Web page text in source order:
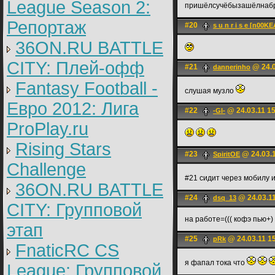
League Season 2:
Репортаж
36ON.RU BATTLE
CITY: Плей-офф
Fantasy Football -
Евро 2012: Лига
ProPlay.ru
Rising Stars
Challenge
36ON.RU BATTLE
CITY: Групповой
этап
FnaticRC CS
League: Групповой
#20 s u n r i s e
#21 dannerinho @
слушая музло
#22 -Gl- @ 24.03.11
#23 SpiritOE @
#21 сидит через мобилу
#24 dsq_13 @
на работе=((( кофэ пью+)
#25 pRk @ 24.03.11
я фапал тока что